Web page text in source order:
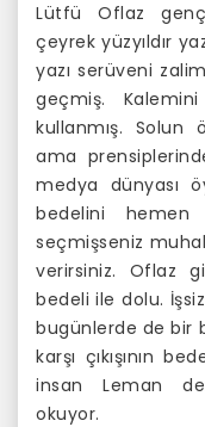
Lütfü Oflaz
çeyrek yüzyıldır
yazı serüveni
geçmiş.
kullanmış. Solun
ama
medya dünyası
bedelini hemen
seçmişseniz
verirsiniz. Oflaz
bedeli ile dolu.
bugünlerde de bir
karşı çıkışının
insan Leman
okuyor.